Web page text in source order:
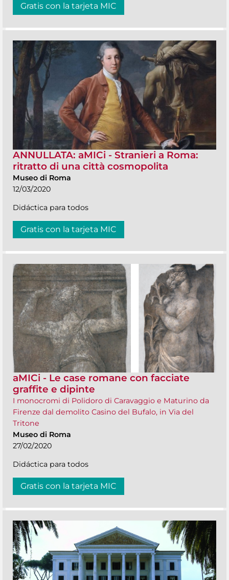
Gratis con la tarjeta MIC
ANNULLATA: aMICi - Stranieri a Roma:
ritratto di una città cosmopolita
Museo di Roma
12/03/2020
Didáctica para todos
Gratis con la tarjeta MIC
aMICi - Le case romane con facciate
graffite e dipinte
I monocromi di Polidoro di Caravaggio e Maturino da
Firenze dal demolito Casino del Bufalo, in Via del
Tritone
Museo di Roma
27/02/2020
Didáctica para todos
Gratis con la tarjeta MIC